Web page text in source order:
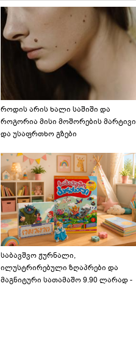
როდის არის ხალი საშიში და
როგორია მისი მოშორების მარტივი
და უსაფრთხო გზები
საბავშვო ჟურნალი,
ილუსტრირებული ზღაპრები და
მაგნიტური სათამაშო 9.90 ლარად -